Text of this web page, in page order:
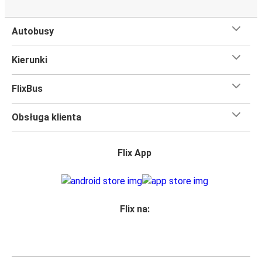
Autobusy
Kierunki
FlixBus
Obsługa klienta
Flix App
Flix na: